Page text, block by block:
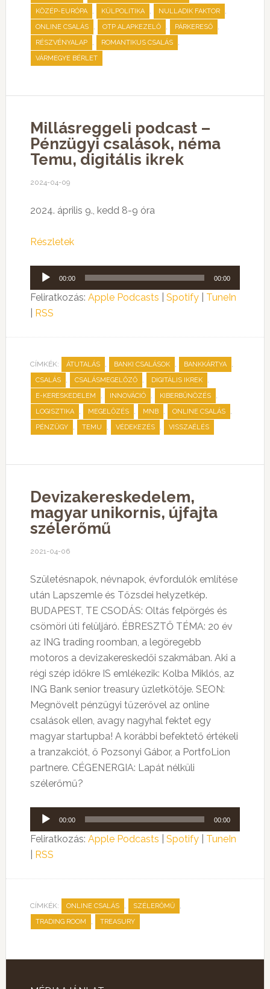
KÖZÉP-EURÓPA , KÜLPOLITIKA , NULLADIK FAKTOR ,
ONLINE CSALÁS , OTP ALAPKEZELŐ , PÁRKERESŐ ,
RÉSZVÉNYALAP , ROMANTIKUS CSALÁS ,
VÁRMEGYE BÉRLET
Millásreggeli podcast –
Pénzügyi csalások, néma
Temu, digitális ikrek
2024-04-09
2024. április 9., kedd 8-9 óra
Részletek
Audió
lejátszó
00:00 00:00
Feliratkozás: Apple Podcasts Spotify| TuneIn
RSS
CÍMKÉK: ÁTUTALÁS , BANKI CSALÁSOK , BANKKÁRTYA ,
CSALÁS , CSALÁSMEGELŐZŐ , DIGITÁLIS IKREK ,
E-KERESKEDELEM , INNOVÁCIÓ , KIBERBŰNÖZÉS ,
LOGISZTIKA , MEGELŐZÉS , MNB , ONLINE CSALÁS ,
PÉNZÜGY , TEMU , VÉDEKEZÉS , VISSZAÉLÉS
Devizakereskedelem,
magyar unikornis, újfajta
szélerőmű
2021-04-06
Születésnapok, névnapok, évfordulók említése
után Lapszemle és Tőzsdei helyzetkép.
BUDAPEST, TE CSODÁS: Oltás felpörgés és
csömöri úti felüljáró. ÉBRESZTŐ TÉMA: 20 év
az ING trading roomban, a legöregebb
motoros a devizakereskedői szakmában. Aki a
régi szép időkre IS emlékezik: Kolba Miklós, az
ING Bank senior treasury üzletkötője. SEON:
Megnövelt pénzügyi tűzerővel az online
csalások ellen, avagy nagyhal fektet egy
magyar startupba! A korábbi befektető értékeli
a tranzakciót, ő Pozsonyi Gábor, a PortfoLion
partnere. CÉGENERGIA: Lapát nélküli
szélerőmű?
Audió
lejátszó
00:00 00:00
Feliratkozás: Apple Podcasts Spotify| TuneIn
RSS
CÍMKÉK: ONLINE CSALÁS , SZÉLERŐMŰ ,
TRADING ROOM , TREASURY